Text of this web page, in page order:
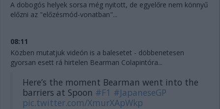
A dobogós helyek sorsa még nyitott, de egyelőre nem könnyű
előzni az "előzésmód-vonatban"...
08:11
Közben mutatjuk videón is a balesetet - döbbenetesen
gyorsan esett rá hirtelen Bearman Colapintóra...
Here’s the moment Bearman went into the
barriers at Spoon #F1 #JapaneseGP
pic.twitter.com/XmurXApWkp